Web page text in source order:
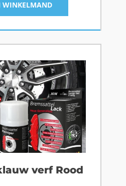
WINKELMAND
verf Rood